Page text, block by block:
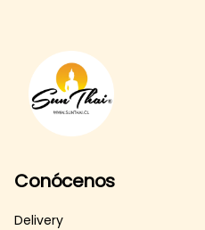
Conócenos
Delivery